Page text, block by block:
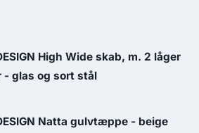
High Wide skab, m. 2 låger
- glas og sort stål
Natta gulvtæppe - beige